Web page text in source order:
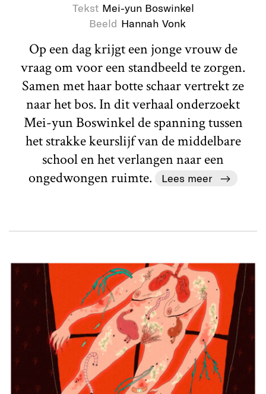
Tekst Mei-yun Boswinkel
Beeld Hannah Vonk
Op een dag krijgt een jonge vrouw de
vraag om voor een standbeeld te zorgen.
Samen met haar botte schaar vertrekt ze
naar het bos. In dit verhaal onderzoekt
Mei-yun Boswinkel de spanning tussen
het strakke keurslijf van de middelbare
school en het verlangen naar een
ongedwongen ruimte.
Lees meer